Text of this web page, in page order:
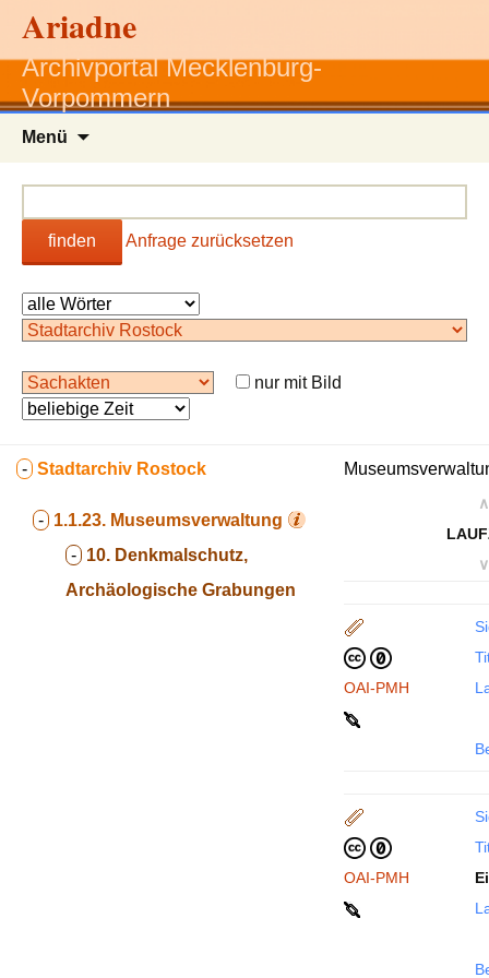
Ariadne
Archivportal Mecklenburg-
Vorpommern
Menü
finden Anfrage zurücksetzen
nur mit Bild
- Stadtarchiv Rostock
- 1.1.23. Museumsverwaltung
- 10. Denkmalschutz,
Archäologische Grabungen
∧
∨
OAI-PMH
OAI-PMH